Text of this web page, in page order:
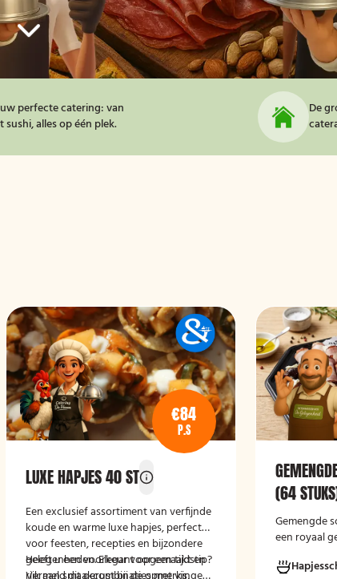
perfecte catering: van
sushi, alles op één plek.
De
€84
P.S
LUXE HAPJES 40 ST
Een exclusief assortiment van verfijnde
koude en warme luxe hapjes, perfect
voor feesten, recepties en bijzondere
gelegenheden. Elegant opgemaakt en
Heeft u een voorkeur voor een tijdstip?
(64
Gemengde
een royaal